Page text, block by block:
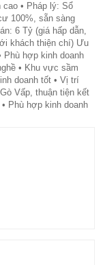
cao • Pháp lý: Sổ
100%, sẵn sàng
6 Tỷ (giá hấp dẫn,
khách thiện chí) Ưu
Phù hợp kinh doanh
• Khu vực sầm
doanh tốt • Vị trí
Vấp, thuận tiện kết
Phù hợp kinh doanh